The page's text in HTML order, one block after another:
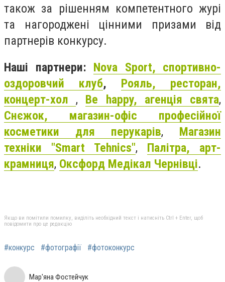
також за рішенням компетентного журі
та нагороджені цінними призами від
партнерів конкурсу.
Наші партнери: Nova Sport, спортивно-
оздоровчий клуб, Рояль, ресторан,
концерт-хол
, Be happy, агенція свята,
Снєжок, магазин-офіс професійної
косметики для перукарів, Магазин
техніки "Smart Tehnics", Палітра, арт-
крамниця, Оксфорд Медікал Чернівці.
Якщо ви помітили помилку, виділіть необхідний текст і натисніть Ctrl + Enter, щоб
повідомити про це редакцію
#конкурс #фотографії #фотоконкурс
Мар'яна Фостейчук